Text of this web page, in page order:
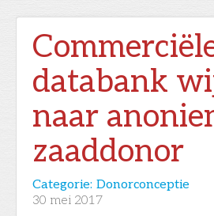
databank
naar
zaaddonor
Categorie: Donorconceptie
30 mei 2017